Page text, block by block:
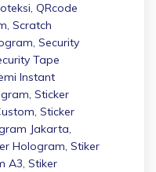
, QRcode
, Scratch
, Security
Tape
Instant
, Sticker
, Sticker
Jakarta,
Hologram, Stiker
A3, Stiker